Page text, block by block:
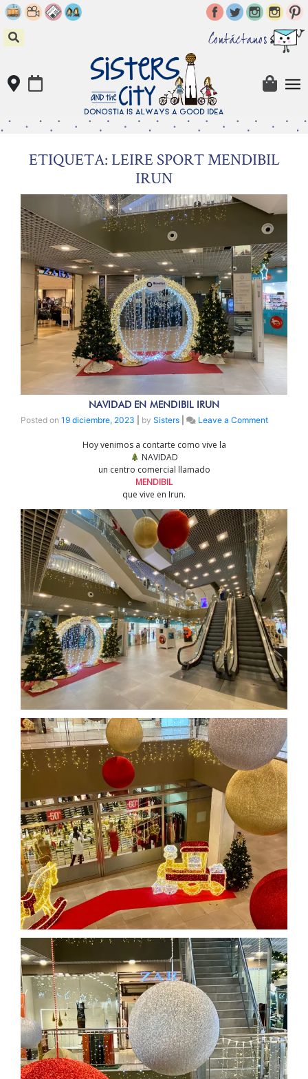
Skip
to
content
Contáctanos
ETIQUETA: LEIRE SPORT MENDIBIL
IRUN
NAVIDAD EN MENDIBIL IRUN
Posted on 19 diciembre, 2023 by Sisters Leave a Commenton
Hoy venimos a contarte como vive la
NAVIDAD
un centro comercial llamado
MENDIBIL
que vive en Irun.